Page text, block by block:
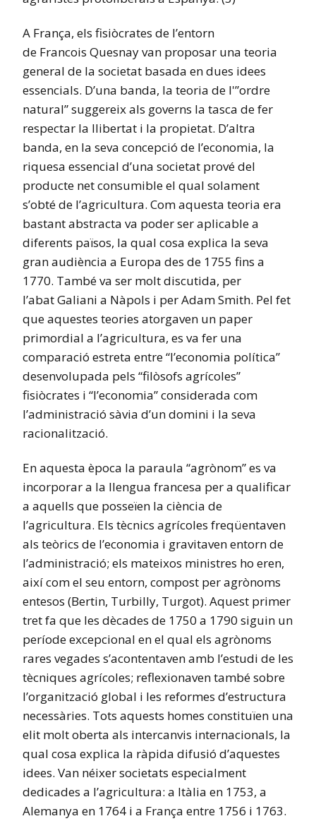
A França, els fisiòcrates de l’entorn
de Francois Quesnay van proposar una teoria
general de la societat basada en dues idees
essencials. D’una banda, la teoria de l'”ordre
natural” suggereix als governs la tasca de fer
respectar la llibertat i la propietat. D’altra
banda, en la seva concepció de l’economia, la
riquesa essencial d’una societat prové del
producte net consumible el qual solament
s’obté de l’agricultura. Com aquesta teoria era
bastant abstracta va poder ser aplicable a
diferents països, la qual cosa explica la seva
gran audiència a Europa des de 1755 fins a
1770. També va ser molt discutida, per
l’abat Galiani a Nàpols i per Adam Smith. Pel fet
que aquestes teories atorgaven un paper
primordial a l’agricultura, es va fer una
comparació estreta entre “l’economia política”
desenvolupada pels “filòsofs agrícoles”
fisiòcrates i “l’economia” considerada com
l’administració sàvia d’un domini i la seva
racionalització.
En aquesta època la paraula “agrònom” es va
incorporar a la llengua francesa per a qualificar
a aquells que posseïen la ciència de
l’agricultura. Els tècnics agrícoles freqüentaven
als teòrics de l’economia i gravitaven entorn de
l’administració; els mateixos ministres ho eren,
així com el seu entorn, compost per agrònoms
entesos (Bertin, Turbilly, Turgot). Aquest primer
tret fa que les dècades de 1750 a 1790 siguin un
període excepcional en el qual els agrònoms
rares vegades s’acontentaven amb l’estudi de les
tècniques agrícoles; reflexionaven també sobre
l’organització global i les reformes d’estructura
necessàries. Tots aquests homes constituïen una
elit molt oberta als intercanvis internacionals, la
qual cosa explica la ràpida difusió d’aquestes
idees. Van néixer societats especialment
dedicades a l’agricultura: a Itàlia en 1753, a
Alemanya en 1764 i a França entre 1756 i 1763.